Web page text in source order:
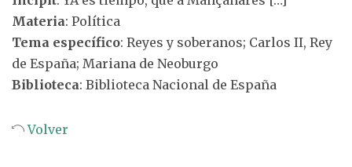
Materia: Política
Tema específico: Reyes y soberanos; Carlos II, Rey
de España; Mariana de Neoburgo
Biblioteca: Biblioteca Nacional de España
Volver